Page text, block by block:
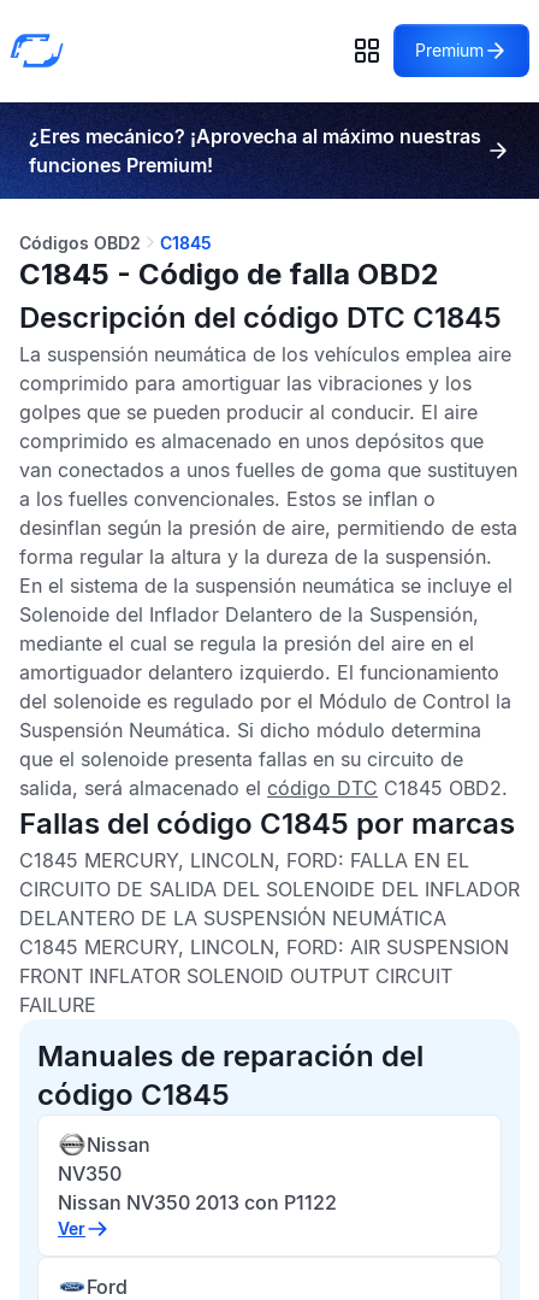
Premium
¿Eres mecánico? ¡Aprovecha al máximo nuestras
funciones Premium!
Códigos OBD2 C1845
C1845 - Código de falla OBD2
Descripción del código DTC C1845
La suspensión neumática de los vehículos emplea aire
comprimido para amortiguar las vibraciones y los
golpes que se pueden producir al conducir. El aire
comprimido es almacenado en unos depósitos que
van conectados a unos fuelles de goma que sustituyen
a los fuelles convencionales. Estos se inflan o
desinflan según la presión de aire, permitiendo de esta
forma regular la altura y la dureza de la suspensión.
En el sistema de la suspensión neumática se incluye el
Solenoide del Inflador Delantero de la Suspensión,
mediante el cual se regula la presión del aire en el
amortiguador delantero izquierdo. El funcionamiento
del solenoide es regulado por el Módulo de Control la
Suspensión Neumática. Si dicho módulo determina
que el solenoide presenta fallas en su circuito de
salida, será almacenado el código DTC C1845 OBD2.
Fallas del código C1845 por marcas
C1845 MERCURY, LINCOLN, FORD: FALLA EN EL
CIRCUITO DE SALIDA DEL SOLENOIDE DEL INFLADOR
DELANTERO DE LA SUSPENSIÓN NEUMÁTICA
C1845 MERCURY, LINCOLN, FORD: AIR SUSPENSION
FRONT INFLATOR SOLENOID OUTPUT CIRCUIT
FAILURE
Manuales de reparación del
código C1845
Nissan
NV350
Nissan NV350 2013 con P1122
Ver
Ford